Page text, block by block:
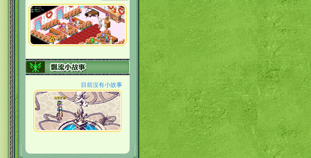
目前沒有小故事